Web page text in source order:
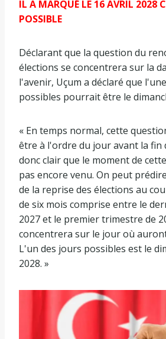
IL A MARQUÉ LE 16 AVRIL 2028
POSSIBLE
Déclarant que la question du
élections se concentrera sur la
l'avenir, Uçum a déclaré que
possibles pourrait être le
« En temps normal, cette
être à l'ordre du jour avant la fin
donc clair que le moment de
pas encore venu. On peut
de la reprise des élections au
de six mois comprise entre le
2027 et le premier trimestre de
concentrera sur le jour où
L'un des jours possibles est le
2028. »